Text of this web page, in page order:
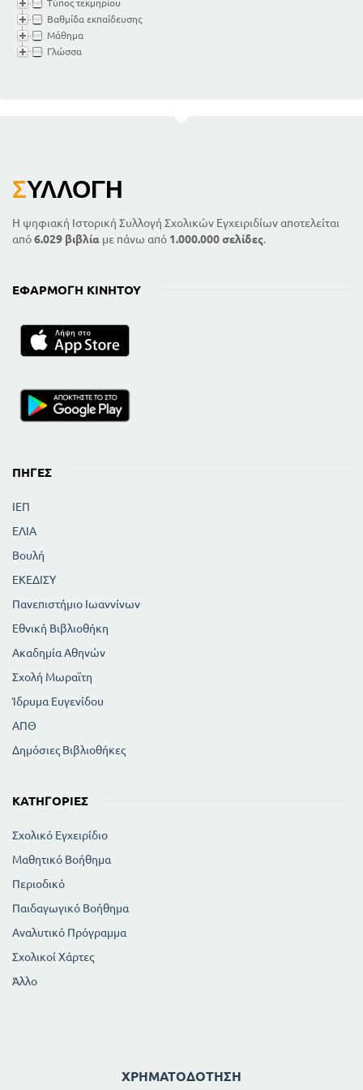
Τύπος τεκμηρίου
Βαθμίδα εκπαίδευσης
Μάθημα
Γλώσσα
ΣΥΛΛΟΓΉ
Η ψηφιακή Ιστορική Συλλογή Σχολικών Εγχειριδίων αποτελείται
από6.029 βιβλία με πάνω από 1.000.000 σελίδες.
ΕΦΑΡΜΟΓΉ ΚΙΝΗΤΟΎ
ΠΗΓΈΣ
ΙΕΠ
ΕΛΙΑ
Βουλή
ΕΚΕΔΙΣΥ
Πανεπιστήμιο Ιωαννίνων
Εθνική Βιβλιοθήκη
Ακαδημία Αθηνών
Σχολή Μωραϊτη
Ίδρυμα Ευγενίδου
ΑΠΘ
Δημόσιες Βιβλιοθήκες
ΚΑΤΗΓΟΡΊΕΣ
Σχολικό Εγχειρίδιο
Μαθητικό Βοήθημα
Περιοδικό
Παιδαγωγικό Βοήθημα
Αναλυτικό Πρόγραμμα
Σχολικοί Χάρτες
Άλλο
ΧΡΗΜΑΤΟΔΌΤΗΣΗ